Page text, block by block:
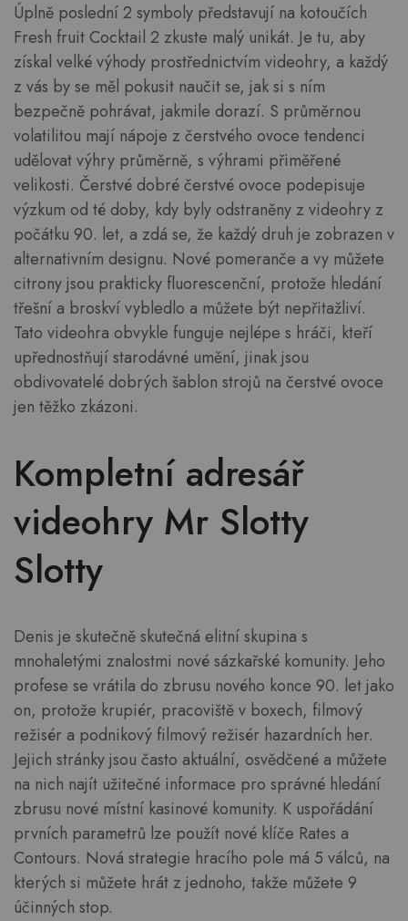
Úplně poslední 2 symboly představují na kotoučích
Fresh fruit Cocktail 2 zkuste malý unikát. Je tu, aby
získal velké výhody prostřednictvím videohry, a každý
z vás by se měl pokusit naučit se, jak si s ním
bezpečně pohrávat, jakmile dorazí. S průměrnou
volatilitou mají nápoje z čerstvého ovoce tendenci
udělovat výhry průměrně, s výhrami přiměřené
velikosti. Čerstvé dobré čerstvé ovoce podepisuje
výzkum od té doby, kdy byly odstraněny z videohry z
počátku 90. let, a zdá se, že každý druh je zobrazen v
alternativním designu. Nové pomeranče a vy můžete
citrony jsou prakticky fluorescenční, protože hledání
třešní a broskví vybledlo a můžete být nepřitažliví.
Tato videohra obvykle funguje nejlépe s hráči, kteří
upřednostňují starodávné umění, jinak jsou
obdivovatelé dobrých šablon strojů na čerstvé ovoce
jen těžko zkázoni.
Kompletní adresář
videohry Mr Slotty
Slotty
Denis je skutečně skutečná elitní skupina s
mnohaletými znalostmi nové sázkařské komunity. Jeho
profese se vrátila do zbrusu nového konce 90. let jako
on, protože krupiér, pracoviště v boxech, filmový
režisér a podnikový filmový režisér hazardních her.
Jejich stránky jsou často aktuální, osvědčené a můžete
na nich najít užitečné informace pro správné hledání
zbrusu nové místní kasinové komunity. K uspořádání
prvních parametrů lze použít nové klíče Rates a
Contours. Nová strategie hracího pole má 5 válců, na
kterých si můžete hrát z jednoho, takže můžete 9
účinných stop.